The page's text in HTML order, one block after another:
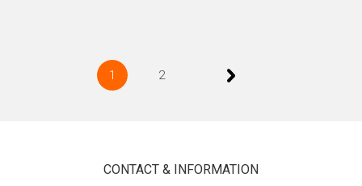
1 2
CONTACT & INFORMATION